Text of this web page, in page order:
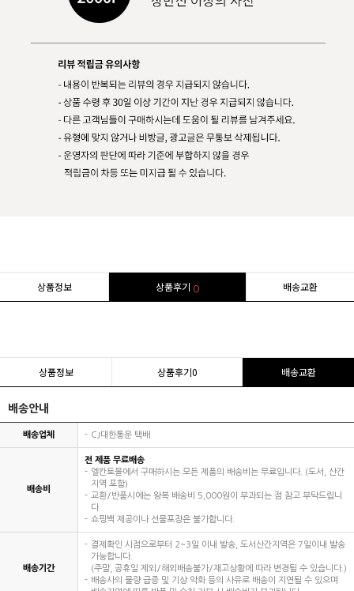
상품정보 상품후기 0 배송교환
상품정보 상품후기0 배송교환
배송안내
배송업체 CJ대한통운 택배
배송비
전 제품 무료배송
엘칸토몰에서 구매하시는 모든 제품의 배송비는 무료입니다. (도서, 산간
지역 포함)
교환/반품시에는 왕복 배송비 5,000원이 부과되는 점 참고 부탁드립니
다.
쇼핑백 제공이나 선물포장은 불가합니다.
배송기간
결제확인 시점으로부터 2~3일 이내 발송, 도서산간지역은 7일이내 발송
가능합니다.
(주말, 공휴일 제외/해외배송불가/재고상황에 따라 변경될 수 있습니다.)
배송사의 물량 급증 및 기상 악화 등의 사유로 배송이 지연될 수 있으며